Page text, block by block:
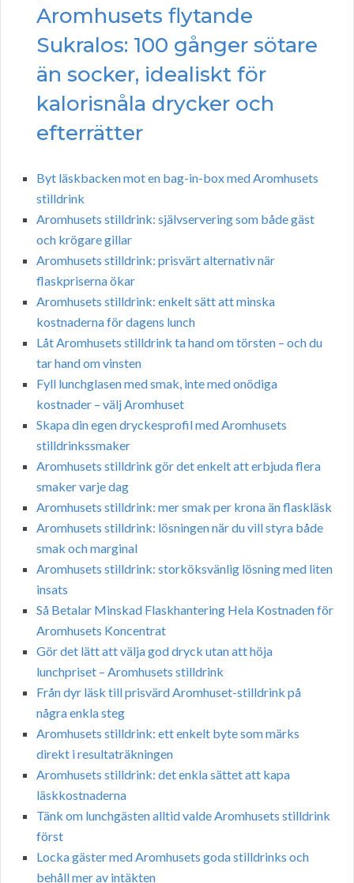
Aromhusets flytande
Sukralos: 100 gånger sötare
än socker, idealiskt för
kalorisnåla drycker och
efterrätter
Byt läskbacken mot en bag-in-box med Aromhusets
stilldrink
Aromhusets stilldrink: självservering som både gäst
och krögare gillar
Aromhusets stilldrink: prisvärt alternativ när
flaskpriserna ökar
Aromhusets stilldrink: enkelt sätt att minska
kostnaderna för dagens lunch
Låt Aromhusets stilldrink ta hand om törsten – och du
tar hand om vinsten
Fyll lunchglasen med smak, inte med onödiga
kostnader – välj Aromhuset
Skapa din egen dryckesprofil med Aromhusets
stilldrinkssmaker
Aromhusets stilldrink gör det enkelt att erbjuda flera
smaker varje dag
Aromhusets stilldrink: mer smak per krona än flaskläsk
Aromhusets stilldrink: lösningen när du vill styra både
smak och marginal
Aromhusets stilldrink: storköksvänlig lösning med liten
insats
Så Betalar Minskad Flaskhantering Hela Kostnaden för
Aromhusets Koncentrat
Gör det lätt att välja god dryck utan att höja
lunchpriset – Aromhusets stilldrink
Från dyr läsk till prisvärd Aromhuset-stilldrink på
några enkla steg
Aromhusets stilldrink: ett enkelt byte som märks
direkt i resultaträkningen
Aromhusets stilldrink: det enkla sättet att kapa
läskkostnaderna
Tänk om lunchgästen alltid valde Aromhusets stilldrink
först
Locka gäster med Aromhusets goda stilldrinks och
behåll mer av intäkten